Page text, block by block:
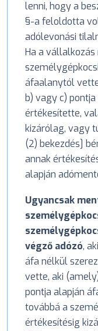
lenni, hogy a
§-a feloldotta
adólevonási
Ha a
áfaalanytól
b) vagy c)
értékesítette,
kizárólag, vagy
(2) bekezdés]
annak
alapján
Ugyancsak
végző adózó,
áfa nélkül
vette, aki
pontja alapján
továbbá a
értékesítésig